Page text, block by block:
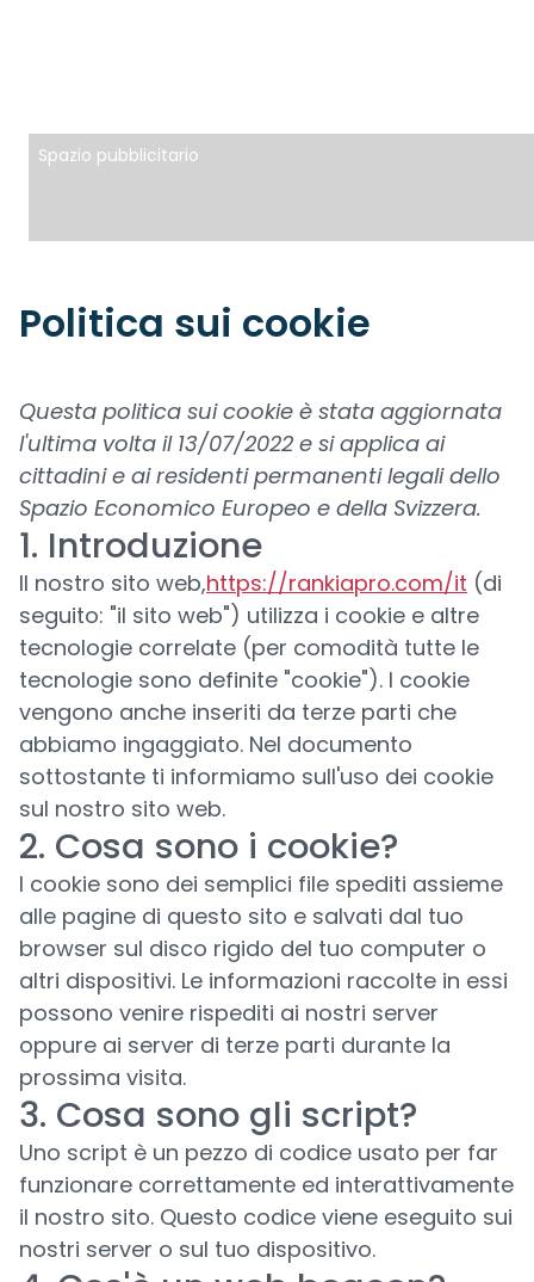
Spazio pubblicitario
Politica sui cookie
Questa politica sui cookie è stata aggiornata
l'ultima volta il 13/07/2022 e si applica ai
cittadini e ai residenti permanenti legali dello
Spazio Economico Europeo e della Svizzera.
1. Introduzione
Il nostro sito web,https://rankiapro.com/it (di
seguito: "il sito web") utilizza i cookie e altre
tecnologie correlate (per comodità tutte le
tecnologie sono definite "cookie"). I cookie
vengono anche inseriti da terze parti che
abbiamo ingaggiato. Nel documento
sottostante ti informiamo sull'uso dei cookie
sul nostro sito web.
2. Cosa sono i cookie?
I cookie sono dei semplici file spediti assieme
alle pagine di questo sito e salvati dal tuo
browser sul disco rigido del tuo computer o
altri dispositivi. Le informazioni raccolte in essi
possono venire rispediti ai nostri server
oppure ai server di terze parti durante la
prossima visita.
3. Cosa sono gli script?
Uno script è un pezzo di codice usato per far
funzionare correttamente ed interattivamente
il nostro sito. Questo codice viene eseguito sui
nostri server o sul tuo dispositivo.